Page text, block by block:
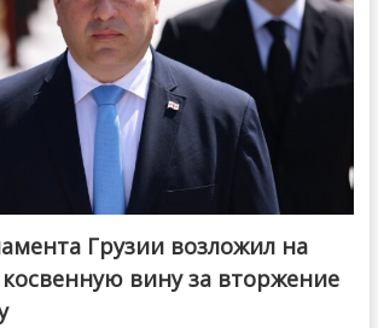
Грузии возложил на
вину за вторжение